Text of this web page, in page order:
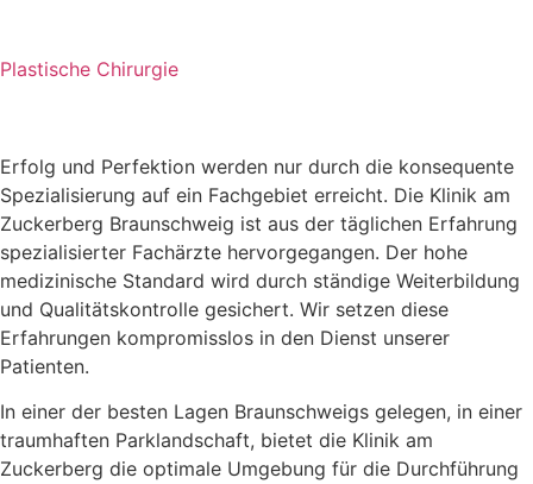
Plastische Chirurgie
Erfolg und Perfektion werden nur durch die konsequente
Spezialisierung auf ein Fachgebiet erreicht. Die Klinik am
Zuckerberg Braunschweig ist aus der täglichen Erfahrung
spezialisierter Fachärzte hervorgegangen. Der hohe
medizinische Standard wird durch ständige Weiterbildung
und Qualitätskontrolle gesichert. Wir setzen diese
Erfahrungen kompromisslos in den Dienst unserer
Patienten.
In einer der besten Lagen Braunschweigs gelegen, in einer
traumhaften Parklandschaft, bietet die Klinik am
Zuckerberg die optimale Umgebung für die Durchführung